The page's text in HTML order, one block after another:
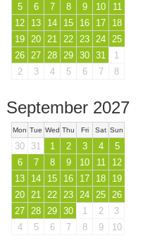
5
6 7 8 9 10
11
12
13 14 15 16 17
18
19
20 21 22 23 24
25
26
27 28 29 30 31
1
2
3 4 5 6 7 8
September 2027
Mon Tue Wed Thu Fri Sat Sun
30 31 1 2 3 4
5
6
7 8 9 10 11
12
13
14 15 16 17 18
19
20 21 22 23 24 25 26
27 28 29 30 1 2
3
4
5 6 7 8 9 10